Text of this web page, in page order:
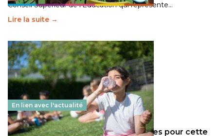
Conseil Supérieur de l’Éducation qui représente…
Lire la suite →
En lien avec l'actualité
Les décisions ministérielles attendues pour cette